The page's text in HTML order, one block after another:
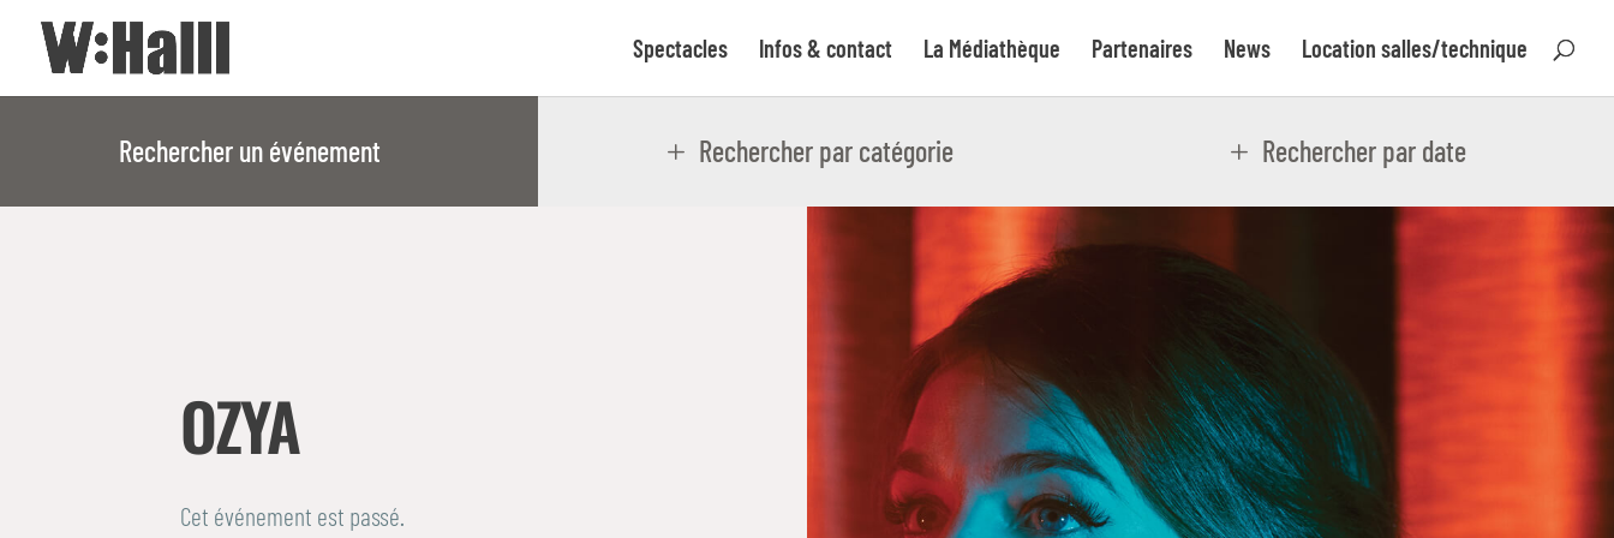
Spectacles Infos & contact La Médiathèque Partenaires News Location salles/technique
Rechercher un événement Rechercher par catégorie Rechercher par date
OZYA
Cet événement est passé.